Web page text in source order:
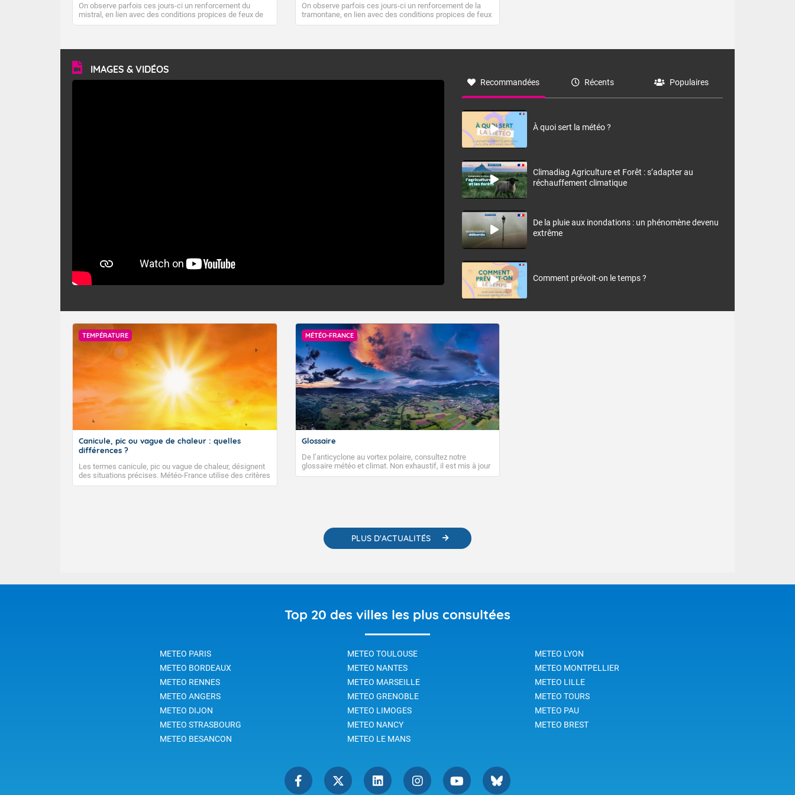
Fermer
On observe parfois ces jours-ci un renforcement du
mistral, en lien avec des conditions propices de feux de
forêt. Mais qu'est-ce que le mistral ? Quelles sont ses
vitesse moyenne de 50 km/h et atteindre 80 à 100 km/h
en rafales, parfois davantage. Il parcourt la basse vallée
du Rhône et la Provence et envahit le littoral
méditerranéen à partir de la Camargue.
On observe parfois ces jours-ci un renforcement de la
tramontane, en lien avec des conditions propices de feux
de forêt. Mais qu'est-ce que la tramontane ? Quelles sont
à nord-ouest, dans un secteur qui part du Roussillon à la
monts, en allusion aux régions montagneuses d’où
IMAGES & VIDÉOS
Recommandées Récents Populaires
À quoi sert la météo ?
Climadiag Agriculture et Forêt : s’adapter au
réchauffement climatique
De la pluie aux inondations : un phénomène devenu
extrême
Comment prévoit-on le temps ?
TEMPÉRATURE
Canicule, pic ou vague de chaleur : quelles
différences ?
Les termes canicule, pic ou vague de chaleur, désignent
des situations précises. Météo-France utilise des critères
climatologiques pour évaluer et qualifier les épisodes de
MÉTÉO-FRANCE
Glossaire
De l’anticyclone au vortex polaire, consultez notre
glossaire météo et climat. Non exhaustif, il est mis à jour
régulièrement, au fil de nos publications. Vous y trouverez
PLUS D'ACTUALITÉS
Top 20 des villes les plus consultées
METEO PARIS METEO TOULOUSE
METEO LYON
METEO BORDEAUX
METEO NANTES
METEO MONTPELLIER
METEO RENNES
METEO MARSEILLE
METEO LILLE
METEO ANGERS
METEO GRENOBLE
METEO TOURS
METEO DIJON
METEO LIMOGES
METEO PAU
METEO STRASBOURG
METEO NANCY
METEO BREST
METEO BESANCON
METEO LE MANS